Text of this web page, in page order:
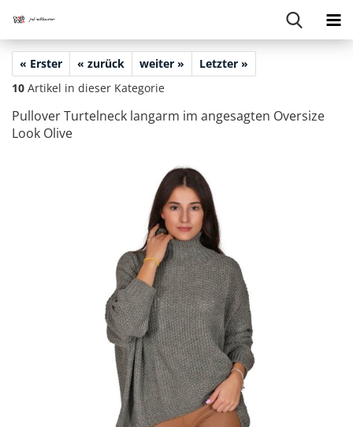
« Erster « zurück weiter »
Letzter »
10 Artikel in dieser Kategorie
Pull­over Tur­tel­neck lang­arm im an­ge­sag­ten Over­si­ze
Look Olive